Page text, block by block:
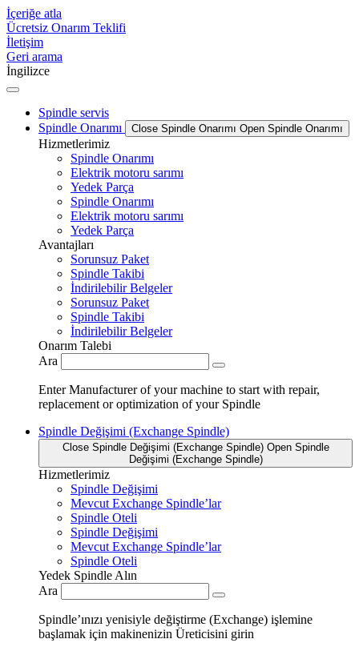
İçeriğe atla
Ücretsiz Onarım Teklifi
İletişim
Geri arama
İngilizce
Spindle servis
Spindle Onarımı
Close Spindle Onarımı Open Spindle Onarımı
Hizmetlerimiz
Spindle Onarımı
Elektrik motoru sarımı
Yedek Parça
Spindle Onarımı
Elektrik motoru sarımı
Yedek Parça
Avantajları
Sorunsuz Paket
Spindle Takibi
İndirilebilir Belgeler
Sorunsuz Paket
Spindle Takibi
İndirilebilir Belgeler
Onarım Talebi
Ara
Enter Manufacturer of your machine to start with repair,
replacement or optimization of your Spindle
Spindle Değişimi (Exchange Spindle)
Close Spindle Değişimi (Exchange Spindle) Open Spindle
Değişimi (Exchange Spindle)
Hizmetlerimiz
Spindle Değişimi
Mevcut Exchange Spindle’lar
Spindle Oteli
Spindle Değişimi
Mevcut Exchange Spindle’lar
Spindle Oteli
Yedek Spindle Alın
Ara
Spindle’ınızı yenisiyle değiştirme (Exchange) işlemine
başlamak için makinenizin Üreticisini girin